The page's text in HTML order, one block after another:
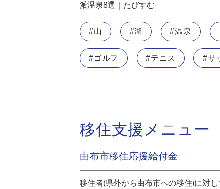
派温泉8選｜たびすむ
#山 #湖 #温泉
#ゴルフ #テニス #サ
移住支援メニュー
由布市移住応援給付金
移住者(県外から由布市への移住)に対